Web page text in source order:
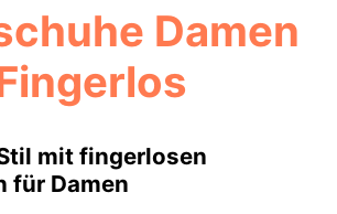
Damen
mit fingerlosen
für Damen